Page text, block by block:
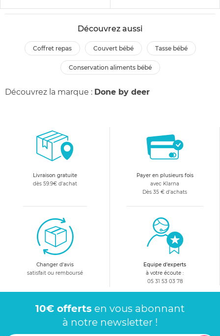
Découvrez aussi
coffret repas couvert bébé tasse bébé
conservation aliments bébé
Découvrez la marque : Done by deer
Livraison gratuite
dès 59.9€ d'achat
Payer en plusieurs fois
avec Klarna
Dès 35 € d'achats
Changer d'avis
satisfait ou remboursé
Equipe d'experts
à votre écoute :
05 31 53 03 78
10€ offerts en vous abonnant
à notre newsletter !